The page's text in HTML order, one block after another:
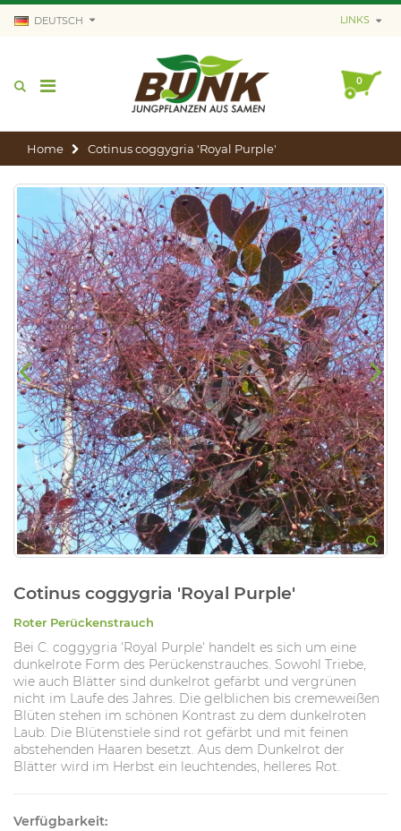
DEUTSCH LINKS
0
Home Cotinus coggygria 'Royal Purple'
Cotinus coggygria 'Royal Purple'
Roter Perückenstrauch
Bei C. coggygria ‘Royal Purple‘ handelt es sich um eine
dunkelrote Form des Perückenstrauches. Sowohl Triebe,
wie auch Blätter sind dunkelrot gefärbt und vergrünen
nicht im Laufe des Jahres. Die gelblichen bis cremeweißen
Blüten stehen im schönen Kontrast zu dem dunkelroten
Laub. Die Blütenstiele sind rot gefärbt und mit feinen
abstehenden Haaren besetzt. Aus dem Dunkelrot der
Blätter wird im Herbst ein leuchtendes, helleres Rot.
Verfügbarkeit: